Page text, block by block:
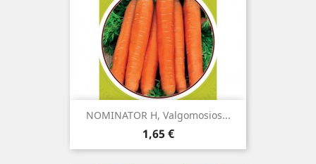
NOMINATOR H, Valgomosios...
Kaina
1,65 €